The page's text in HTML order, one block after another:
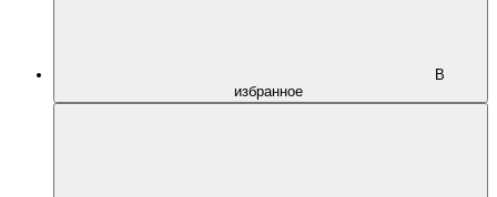
В
избранное